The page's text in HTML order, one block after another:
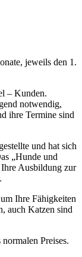
jeweils den 1.
– Kunden.
notwendig,
ihre Termine sind
und hat sich
„Hunde und
Ihre Ausbildung zur
Ihre Fähigkeiten
auch Katzen sind
Preises.